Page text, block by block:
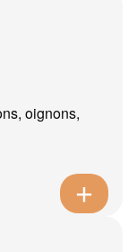
oignons,